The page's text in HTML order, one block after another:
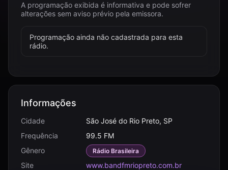
A programação exibida é informativa e pode sofrer
alterações sem aviso prévio pela emissora.
Programação ainda não cadastrada para esta
rádio.
Informações
Cidade
São José do Rio Preto, SP
Frequência
99.5 FM
Gênero
Rádio Brasileira
Site
www.bandfmriopreto.com.br